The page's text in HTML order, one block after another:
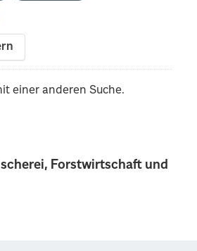
Forstwirtschaft und
einer anderen Suche.